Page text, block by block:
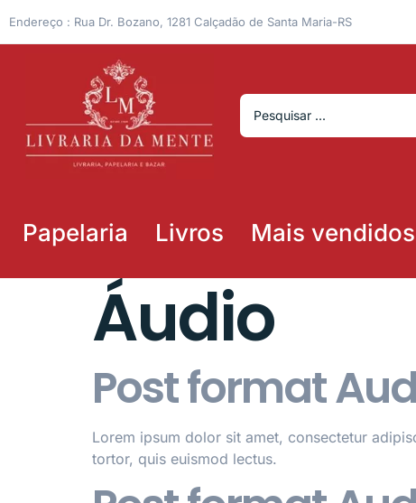
Endereço : Rua Dr. Bozano, 1281 Calçadão de Santa Maria-RS
Papelaria Livros Mais vendidos
Áudio
Post format
Lorem ipsum dolor sit amet, consectetur
tortor, quis euismod lectus.